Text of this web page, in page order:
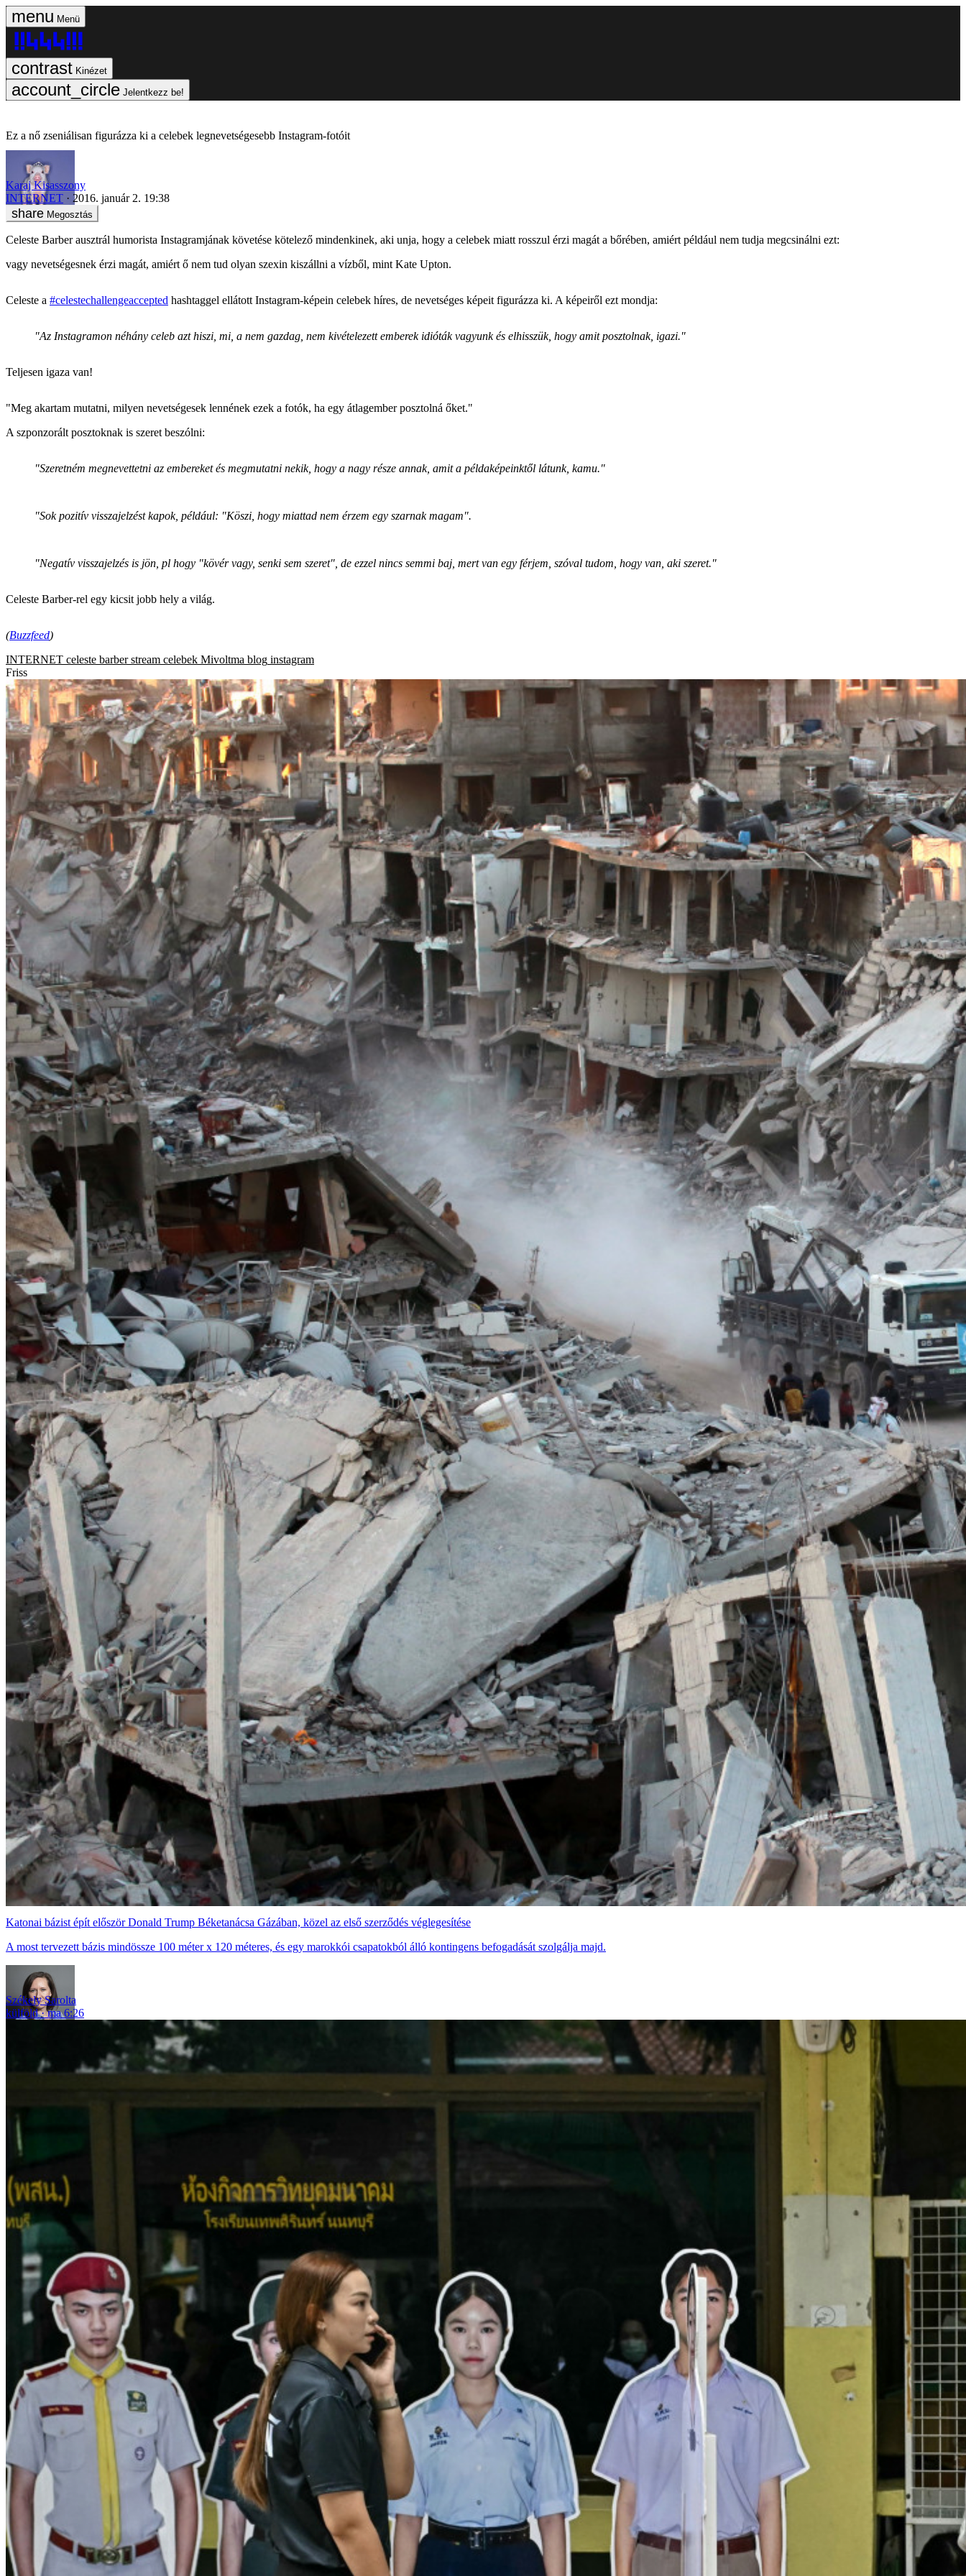
Menü
Kinézet
Jelentkezz be!
Ez a nő zseniálisan figurázza ki a celebek legnevetségesebb Instagram-fotóit
Karaj Kisasszony
INTERNET
2016. január 2. 19:38
Megosztás
Celeste Barber ausztrál humorista Instagramjának követése kötelező mindenkinek, aki unja, hogy a celebek miatt rosszul érzi magát a bőrében, amiért például nem tudja megcsinálni ezt:
vagy nevetségesnek érzi magát, amiért ő nem tud olyan szexin kiszállni a vízből, mint Kate Upton.
Celeste a #celestechallengeaccepted hashtaggel ellátott Instagram-képein celebek híres, de nevetséges képeit figurázza ki. A képeiről ezt mondja:
"Az Instagramon néhány celeb azt hiszi, mi, a nem gazdag, nem kivételezett emberek idióták vagyunk és elhisszük, hogy amit posztolnak, igazi."
Teljesen igaza van!
"Meg akartam mutatni, milyen nevetségesek lennének ezek a fotók, ha egy átlagember posztolná őket."
A szponzorált posztoknak is szeret beszólni:
"Szeretném megnevettetni az embereket és megmutatni nekik, hogy a nagy része annak, amit a példaképeinktől látunk, kamu."
"Sok pozitív visszajelzést kapok, például: "Köszi, hogy miattad nem érzem egy szarnak magam".
"Negatív visszajelzés is jön, pl hogy "kövér vagy, senki sem szeret", de ezzel nincs semmi baj, mert van egy férjem, szóval tudom, hogy van, aki szeret."
Celeste Barber-rel egy kicsit jobb hely a világ.
(Buzzfeed)
INTERNET celeste barber stream celebek Mivoltma blog instagram
Friss
Katonai bázist épít először Donald Trump Béketanácsa Gázában, közel az első szerződés véglegesítése
A most tervezett bázis mindössze 100 méter x 120 méteres, és egy marokkói csapatokból álló kontingens befogadását szolgálja majd.
Székely Sarolta
külföld
ma 6:26